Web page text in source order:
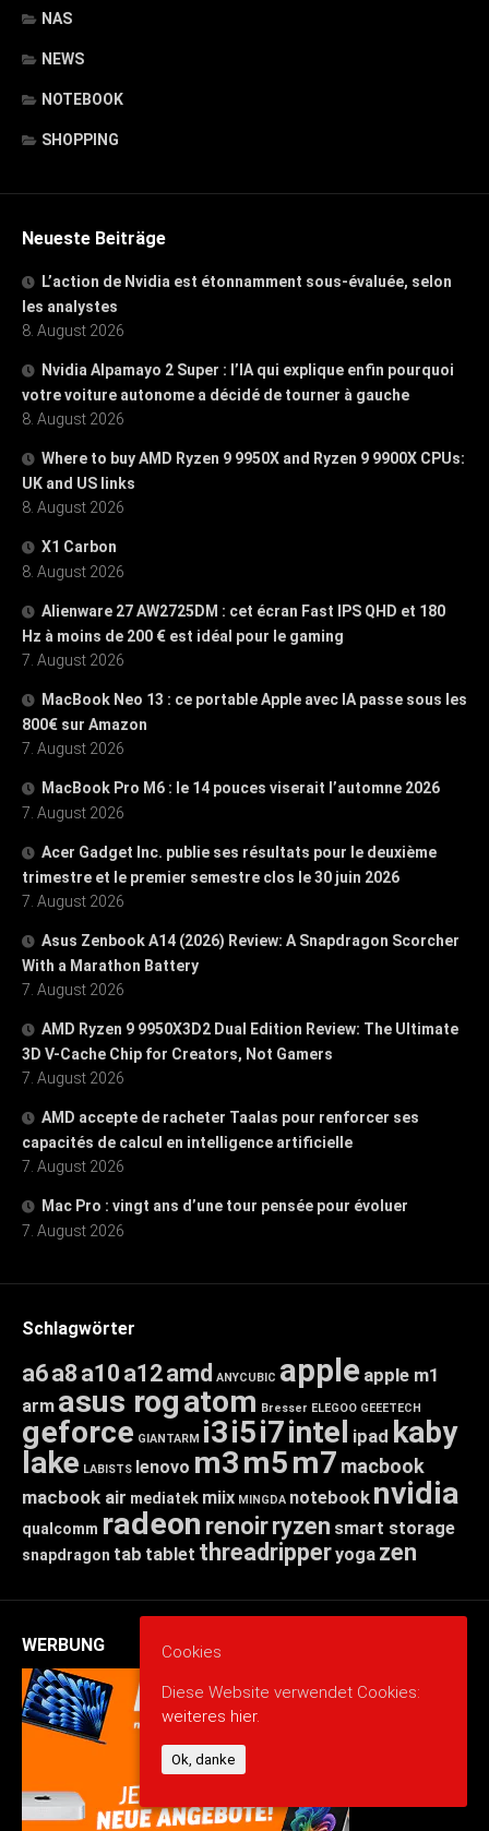
NAS
NEWS
NOTEBOOK
SHOPPING
Neueste Beiträge
L’action de Nvidia est étonnamment sous-évaluée, selon
les analystes
8. August 2026
Nvidia Alpamayo 2 Super : l’IA qui explique enfin pourquoi
votre voiture autonome a décidé de tourner à gauche
8. August 2026
Where to buy AMD Ryzen 9 9950X and Ryzen 9 9900X CPUs:
UK and US links
8. August 2026
X1 Carbon
8. August 2026
Alienware 27 AW2725DM : cet écran Fast IPS QHD et 180
Hz à moins de 200 € est idéal pour le gaming
7. August 2026
MacBook Neo 13 : ce portable Apple avec IA passe sous les
800€ sur Amazon
7. August 2026
MacBook Pro M6 : le 14 pouces viserait l’automne 2026
7. August 2026
Acer Gadget Inc. publie ses résultats pour le deuxième
trimestre et le premier semestre clos le 30 juin 2026
7. August 2026
Asus Zenbook A14 (2026) Review: A Snapdragon Scorcher
With a Marathon Battery
7. August 2026
AMD Ryzen 9 9950X3D2 Dual Edition Review: The Ultimate
3D V-Cache Chip for Creators, Not Gamers
7. August 2026
AMD accepte de racheter Taalas pour renforcer ses
capacités de calcul en intelligence artificielle
7. August 2026
Mac Pro : vingt ans d’une tour pensée pour évoluer
7. August 2026
Schlagwörter
a6a8 a10 a12amd ANYCUBIC apple apple m1
arm asus rogatom Bresser ELEGOO GEEETECH
geforce GIANTARM i3i5i7intel ipad kaby
lake LABISTS lenovo m3m5m7 macbook
macbook air mediatek miix MINGDA notebook nvidia
qualcomm radeon renoirryzen smart storage
snapdragon tab tablet threadripperyoga zen
WERBUNG Cookies
Diese Website verwendet Cookies:
weiteres hier.
Ok, danke